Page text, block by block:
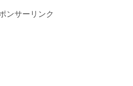
ンサーリンク